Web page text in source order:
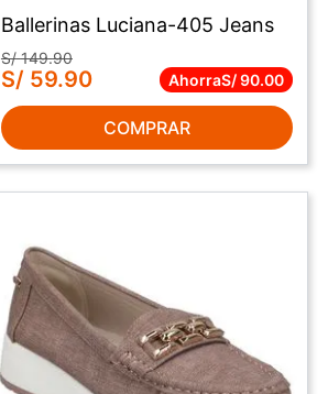
Ballerinas Luciana-405 Jeans
S/ 149.90
S/ 59.90 AhorraS/90.00
COMPRAR